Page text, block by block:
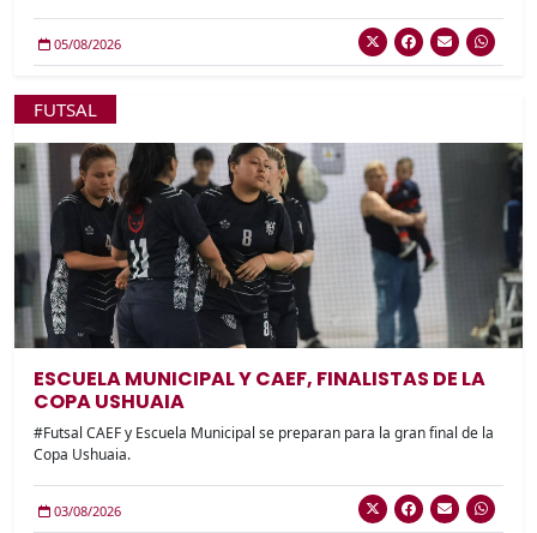
05/08/2026
FUTSAL
ESCUELA MUNICIPAL Y CAEF, FINALISTAS DE LA
COPA USHUAIA
#Futsal CAEF y Escuela Municipal se preparan para la gran final de la
Copa Ushuaia.
03/08/2026